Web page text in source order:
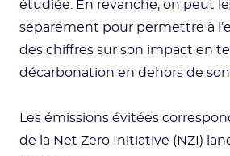
étudiée. En revanche, on peut
séparément pour permettre à
des chiffres sur son impact en
décarbonation en dehors de
Les émissions évitées
de la Net Zero Initiative (NZI)